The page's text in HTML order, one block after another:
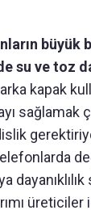
büyük
su ve toz
kapak
sağlamak